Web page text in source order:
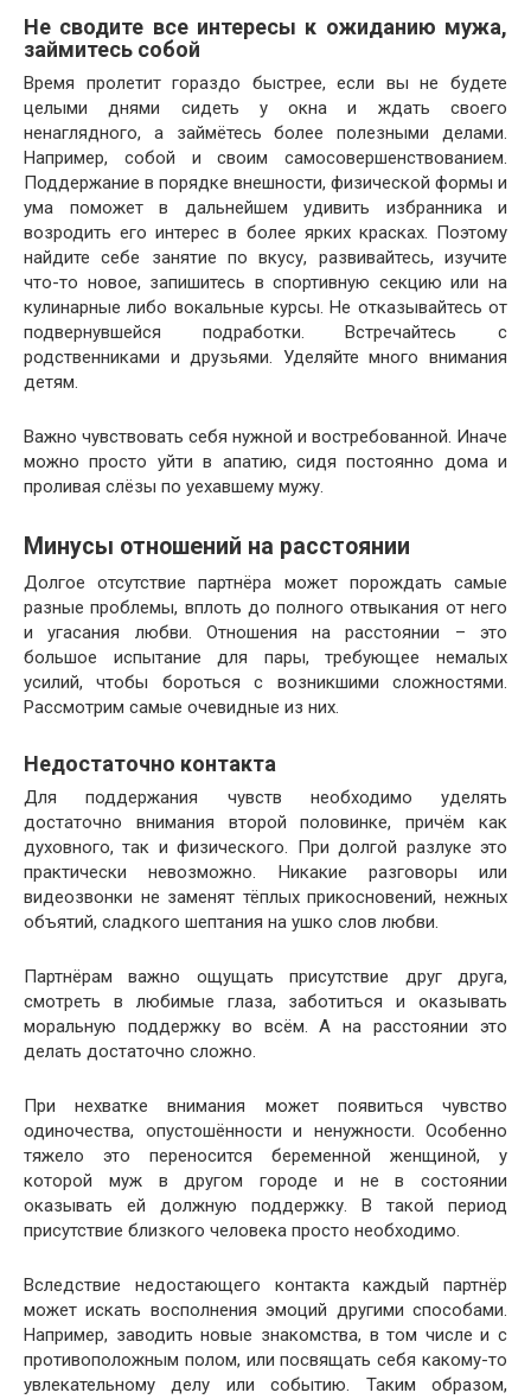
Не сводите все интересы к ожиданию мужа,
займитесь собой
Время пролетит гораздо быстрее, если вы не будете
целыми днями сидеть у окна и ждать своего
ненаглядного, а займётесь более полезными делами.
Например, собой и своим самосовершенствованием.
Поддержание в порядке внешности, физической формы и
ума поможет в дальнейшем удивить избранника и
возродить его интерес в более ярких красках. Поэтому
найдите себе занятие по вкусу, развивайтесь, изучите
что-то новое, запишитесь в спортивную секцию или на
кулинарные либо вокальные курсы. Не отказывайтесь от
подвернувшейся подработки. Встречайтесь с
родственниками и друзьями. Уделяйте много внимания
детям.
Важно чувствовать себя нужной и востребованной. Иначе
можно просто уйти в апатию, сидя постоянно дома и
проливая слёзы по уехавшему мужу.
Минусы отношений на расстоянии
Долгое отсутствие партнёра может порождать самые
разные проблемы, вплоть до полного отвыкания от него
и угасания любви. Отношения на расстоянии – это
большое испытание для пары, требующее немалых
усилий, чтобы бороться с возникшими сложностями.
Рассмотрим самые очевидные из них.
Недостаточно контакта
Для поддержания чувств необходимо уделять
достаточно внимания второй половинке, причём как
духовного, так и физического. При долгой разлуке это
практически невозможно. Никакие разговоры или
видеозвонки не заменят тёплых прикосновений, нежных
объятий, сладкого шептания на ушко слов любви.
Партнёрам важно ощущать присутствие друг друга,
смотреть в любимые глаза, заботиться и оказывать
моральную поддержку во всём. А на расстоянии это
делать достаточно сложно.
При нехватке внимания может появиться чувство
одиночества, опустошённости и ненужности. Особенно
тяжело это переносится беременной женщиной, у
которой муж в другом городе и не в состоянии
оказывать ей должную поддержку. В такой период
присутствие близкого человека просто необходимо.
Вследствие недостающего контакта каждый партнёр
может искать восполнения эмоций другими способами.
Например, заводить новые знакомства, в том числе и с
противоположным полом, или посвящать себя какому-то
увлекательному делу или событию. Таким образом,